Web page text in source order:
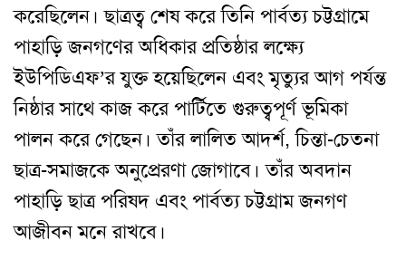
করেছিলেন। ছাত্রত্ব শেষ করে তিনি পার্বত্য চট্টগ্রামে
পাহাড়ি জনগণের অধিকার প্রতিষ্ঠার লক্ষ্যে
ইউপিডিএফ’র যুক্ত হয়েছিলেন এবং মৃত্যুর আগ পর্যন্ত
নিষ্ঠার সাথে কাজ করে পার্টিতে গুরুত্বপূর্ণ ভূমিকা
পালন করে গেছেন। তাঁর লালিত আদর্শ, চিন্তা-চেতনা
ছাত্র-সমাজকে অনুপ্রেরণা জোগাবে। তাঁর অবদান
পাহাড়ি ছাত্র পরিষদ এবং পার্বত্য চট্টগ্রাম জনগণ
আজীবন মনে রাখবে।